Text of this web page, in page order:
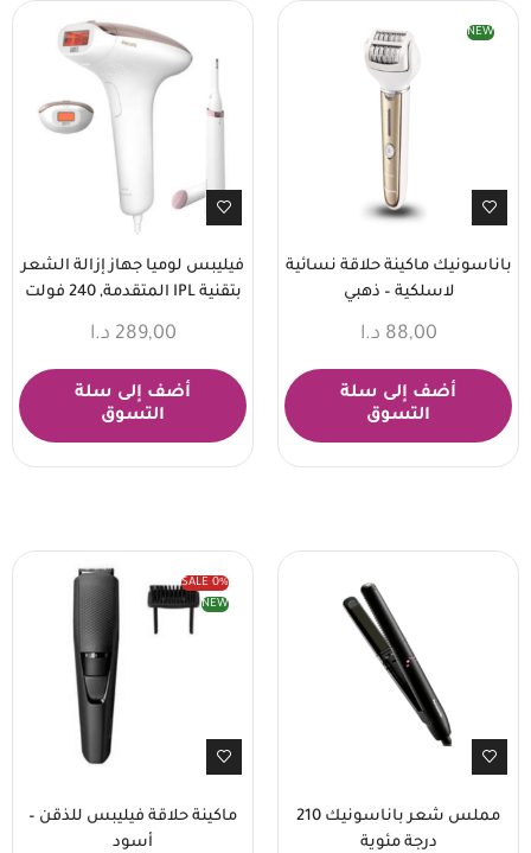
NEW
باناسونيك ماكينة حلاقة نسائية
لاسلكية – ذهبي
88,00 د.ا
أضف إلى سلة
التسوق
فيليبس لوميا جهاز إزالة الشعر
بتقنية IPL المتقدمة, 240 فولت
289,00 د.ا
أضف إلى سلة
التسوق
مملس شعر باناسونيك 210
درجة مئوية
SALE 0%
NEW
ماكينة حلاقة فيليبس للذقن –
أسود